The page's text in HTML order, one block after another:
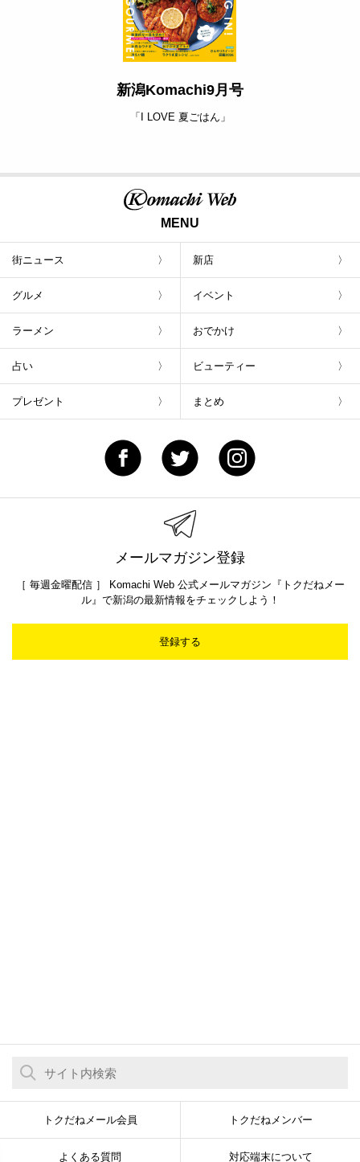
新潟Komachi9月号
「I LOVE 夏ごはん」
MENU
街ニュース 新店
グルメ イベント
ラーメン おでかけ
占い ビューティー
プレゼント まとめ
メールマガジン登録
［ 毎週金曜配信 ］ Komachi Web 公式メールマガジン『トクだねメー
ル』で新潟の最新情報をチェックしよう！
登録する
トクだねメール会員 トクだねメンバー
よくある質問 対応端末について